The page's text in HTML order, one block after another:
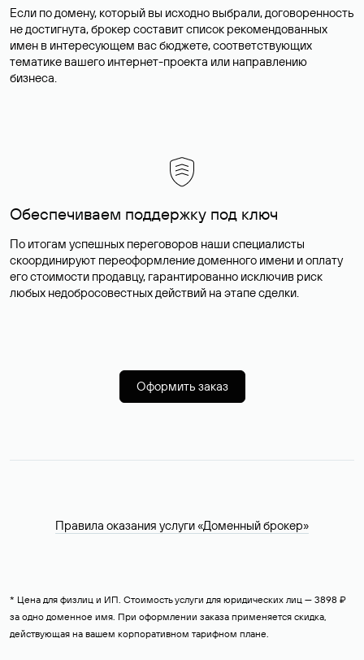
Если по домену, который вы исходно выбрали, договоренность
не достигнута, брокер составит список рекомендованных
имен в интересующем вас бюджете, соответствующих
тематике вашего интернет-проекта или направлению
бизнеса.
Обеспечиваем поддержку под ключ
По итогам успешных переговоров наши специалисты
скоординируют переоформление доменного имени и оплату
его стоимости продавцу, гарантированно исключив риск
любых недобросовестных действий на этапе сделки.
Оформить заказ
Правила оказания услуги «Доменный брокер»
* Цена для физлиц и ИП. Стоимость услуги для юридических лиц — 3898 ₽
за одно доменное имя. При оформлении заказа применяется скидка,
действующая на вашем корпоративном тарифном плане.